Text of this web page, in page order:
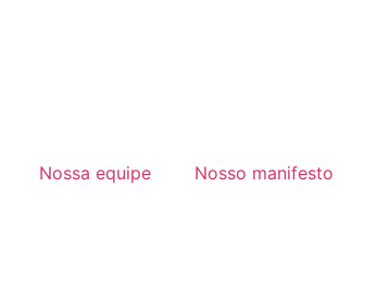
Nossa equipe Nosso manifesto